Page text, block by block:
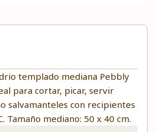
templado mediana Pebbly
para cortar, picar, servir
salvamanteles con recipientes
Tamaño mediano: 50 x 40 cm.